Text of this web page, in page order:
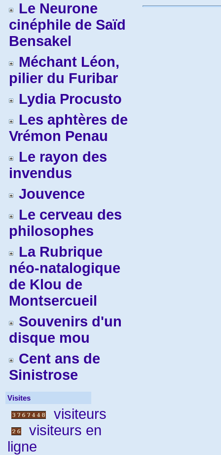
Le Neurone
cinéphile de Saïd
Bensakel
Méchant Léon,
pilier du Furibar
Lydia Procusto
Les aphtères de
Vrémon Penau
Le rayon des
invendus
Jouvence
Le cerveau des
philosophes
La Rubrique
néo-natalogique
de Klou de
Montsercueil
Souvenirs d'un
disque mou
Cent ans de
Sinistrose
Visites
visiteurs
visiteurs en
ligne